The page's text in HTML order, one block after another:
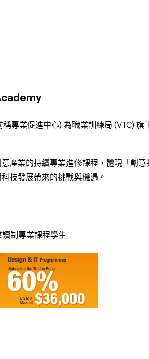
稱專業促進中心)為職業訓練局 (VTC)旗
產業的持續專業進修課程，體現「創
技發展帶來的挑戰與機遇。
制專業課程學生